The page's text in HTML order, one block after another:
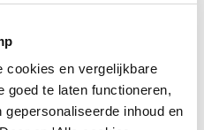
cookies en vergelijkbare
goed te laten functioneren,
inhoud en